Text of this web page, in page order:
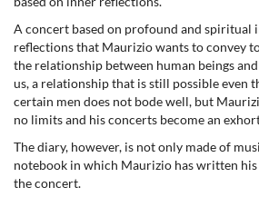
A concert based on profound and spiritual
reflections that Maurizio wants to convey
the relationship between human beings
us, a relationship that is still possible even
certain men does not bode well, but
no limits and his concerts become an
The diary, however, is not only made of
notebook in which Maurizio has written
the concert.